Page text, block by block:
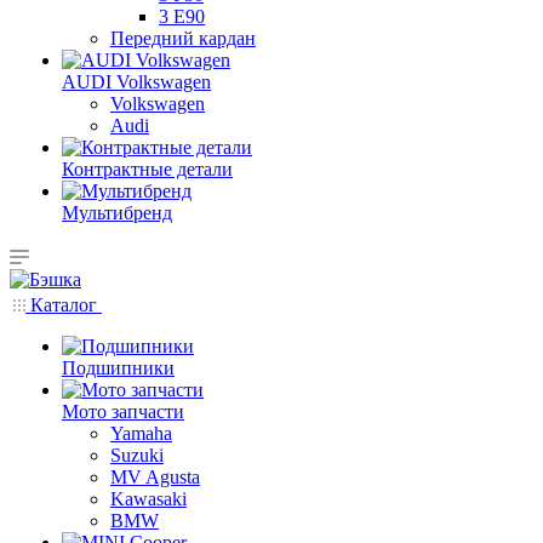
3 E90
Передний кардан
AUDI Volkswagen
Volkswagen
Audi
Контрактные детали
Мультибренд
Каталог
Подшипники
Мото запчасти
Yamaha
Suzuki
MV Agusta
Kawasaki
BMW